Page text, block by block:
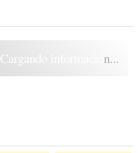
Cargando información...